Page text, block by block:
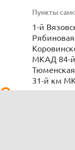
Пункты
1-й
МКАД 84-й
31-й км